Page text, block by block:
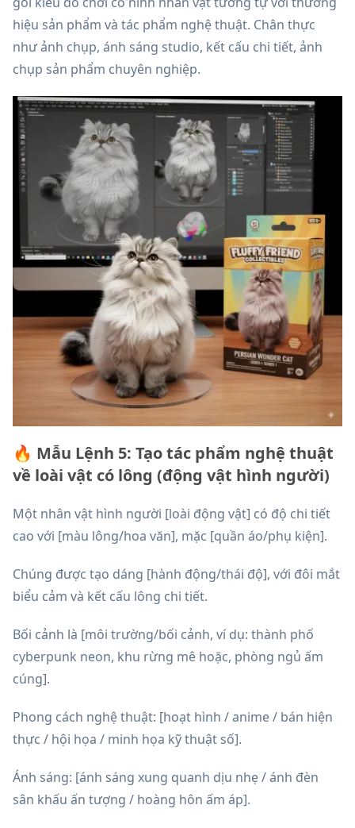
hiệu sản phẩm và tác phẩm nghệ thuật. Chân thực
như ảnh chụp, ánh sáng studio, kết cấu chi tiết, ảnh
chụp sản phẩm chuyên nghiệp.
🔥 Mẫu Lệnh 5: Tạo tác phẩm nghệ thuật
về loài vật có lông (động vật hình người)
Một nhân vật hình người [loài động vật] có độ chi tiết
cao với [màu lông/hoa văn], mặc [quần áo/phụ kiện].
Chúng được tạo dáng [hành động/thái độ], với đôi mắt
biểu cảm và kết cấu lông chi tiết.
Bối cảnh là [môi trường/bối cảnh, ví dụ: thành phố
cyberpunk neon, khu rừng mê hoặc, phòng ngủ ấm
cúng].
Phong cách nghệ thuật: [hoạt hình / anime / bán hiện
thực / hội họa / minh họa kỹ thuật số].
Ánh sáng: [ánh sáng xung quanh dịu nhẹ / ánh đèn
sân khấu ấn tượng / hoàng hôn ấm áp].